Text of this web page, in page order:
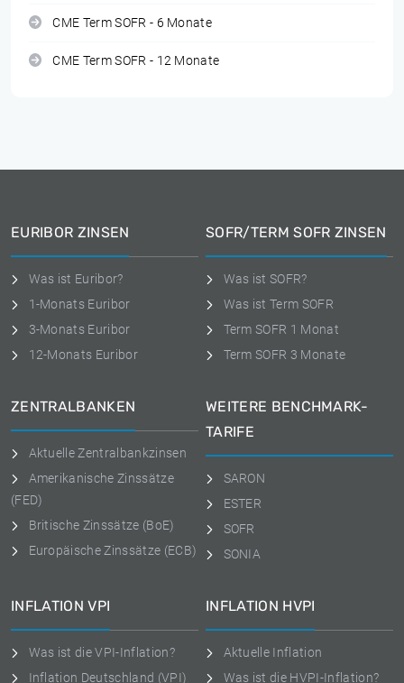
CME Term SOFR - 6 Monate
CME Term SOFR - 12 Monate
EURIBOR ZINSEN
Was ist Euribor?
1-Monats Euribor
3-Monats Euribor
12-Monats Euribor
SOFR/TERM SOFR ZINSEN
Was ist SOFR?
Was ist Term SOFR
Term SOFR 1 Monat
Term SOFR 3 Monate
ZENTRALBANKEN
Aktuelle Zentralbankzinsen
Amerikanische Zinssätze
(FED)
Britische Zinssätze (BoE)
Europäische Zinssätze (ECB)
WEITERE BENCHMARK-
TARIFE
SARON
ESTER
SOFR
SONIA
INFLATION VPI
Was ist die VPI-Inflation?
Inflation Deutschland (VPI)
INFLATION HVPI
Aktuelle Inflation
Was ist die HVPI-Inflation?